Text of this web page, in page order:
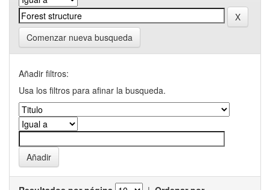
Comenzar nueva busqueda
Añadir filtros:
Usa los filtros para afinar la busqueda.